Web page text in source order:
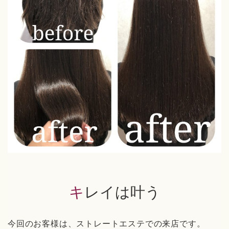
キレイは叶う
今回のお客様は、ストレートエステでの来店です。